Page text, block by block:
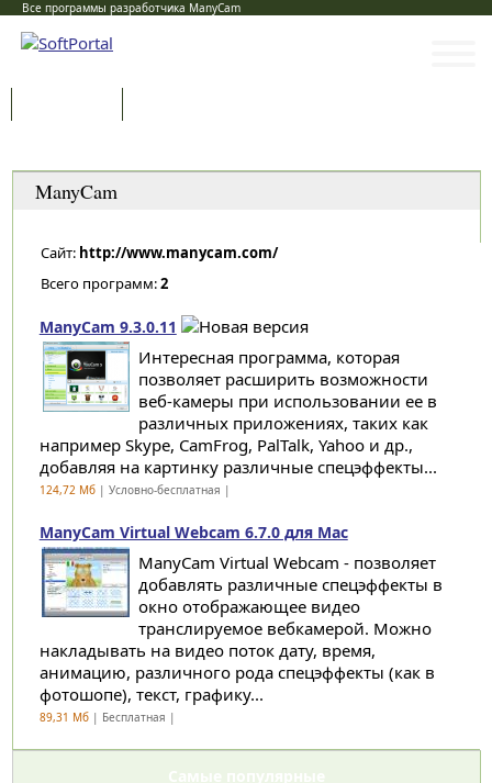
Все программы разработчика ManyCam
ManyCam
Сайт: http://www.manycam.com/
Всего программ:2
ManyCam 9.3.0.11
Интересная программа, которая
позволяет расширить возможности
веб-камеры при использовании ее в
различных приложениях, таких как
например Skype, CamFrog, PalTalk, Yahoo и др.,
добавляя на картинку различные спецэффекты...
124,72 Мб| Условно-бесплатная |
ManyCam Virtual Webcam 6.7.0 для Mac
ManyCam Virtual Webcam - позволяет
добавлять различные спецэффекты в
окно отображающее видео
транслируемое вебкамерой. Можно
накладывать на видео поток дату, время,
анимацию, различного рода спецэффекты (как в
фотошопе), текст, графику...
89,31 Мб| Бесплатная |
Самые популярные